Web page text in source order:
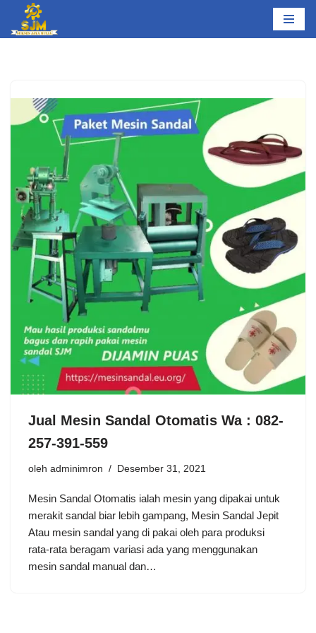
Lompat
Jual Mesin Sandal Otomatis Wa : 082-
257-391-559
oleh adminimron Desember 31, 2021
Mesin Sandal Otomatis ialah mesin yang dipakai untuk
merakit sandal biar lebih gampang, Mesin Sandal Jepit
Atau mesin sandal yang di pakai oleh para produksi
rata-rata beragam variasi ada yang menggunakan
mesin sandal manual dan…